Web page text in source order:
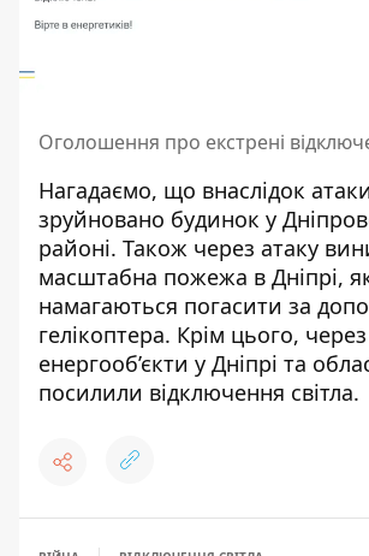
Оголошення про екстрені
Нагадаємо, що внаслідок
зруйновано будинок у
районі. Також через атаку
масштабна пожежа в Дніпрі,
намагаються погасити за
гелікоптера. Крім цього,
енергооб’єкти у Дніпрі та
посилили відключення світла.